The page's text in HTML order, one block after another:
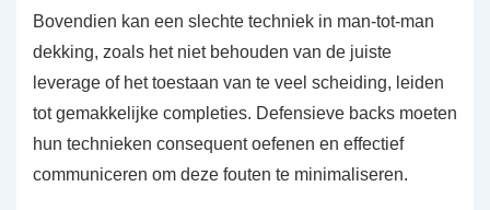
Bovendien kan een slechte techniek in man-tot-man
dekking, zoals het niet behouden van de juiste
leverage of het toestaan van te veel scheiding, leiden
tot gemakkelijke completies. Defensieve backs moeten
hun technieken consequent oefenen en effectief
communiceren om deze fouten te minimaliseren.